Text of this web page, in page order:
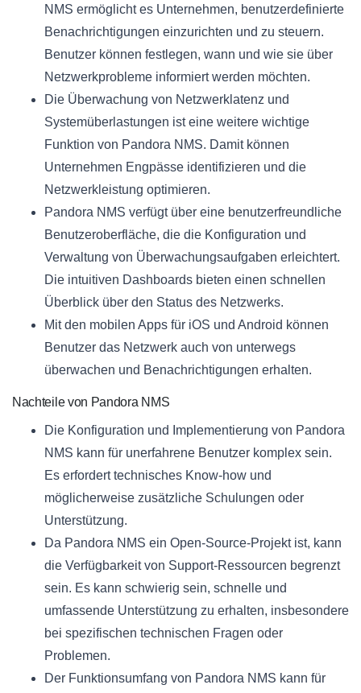
NMS ermöglicht es Unternehmen, benutzerdefinierte
Benachrichtigungen einzurichten und zu steuern.
Benutzer können festlegen, wann und wie sie über
Netzwerkprobleme informiert werden möchten.
Die Überwachung von Netzwerklatenz und
Systemüberlastungen ist eine weitere wichtige
Funktion von Pandora NMS. Damit können
Unternehmen Engpässe identifizieren und die
Netzwerkleistung optimieren.
Pandora NMS verfügt über eine benutzerfreundliche
Benutzeroberfläche, die die Konfiguration und
Verwaltung von Überwachungsaufgaben erleichtert.
Die intuitiven Dashboards bieten einen schnellen
Überblick über den Status des Netzwerks.
Mit den mobilen Apps für iOS und Android können
Benutzer das Netzwerk auch von unterwegs
überwachen und Benachrichtigungen erhalten.
Nachteile von Pandora NMS
Die Konfiguration und Implementierung von Pandora
NMS kann für unerfahrene Benutzer komplex sein.
Es erfordert technisches Know-how und
möglicherweise zusätzliche Schulungen oder
Unterstützung.
Da Pandora NMS ein Open-Source-Projekt ist, kann
die Verfügbarkeit von Support-Ressourcen begrenzt
sein. Es kann schwierig sein, schnelle und
umfassende Unterstützung zu erhalten, insbesondere
bei spezifischen technischen Fragen oder
Problemen.
Der Funktionsumfang von Pandora NMS kann für